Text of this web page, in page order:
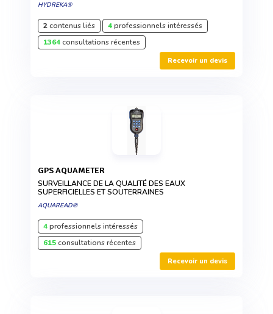
HYDREKA®
2contenus liés 4professionnels intéressés
1364consultations récentes
Recevoir un devis
GPS AQUAMETER
SURVEILLANCE DE LA QUALITÉ DES EAUX
SUPERFICIELLES ET SOUTERRAINES
AQUAREAD®
4professionnels intéressés
615consultations récentes
Recevoir un devis